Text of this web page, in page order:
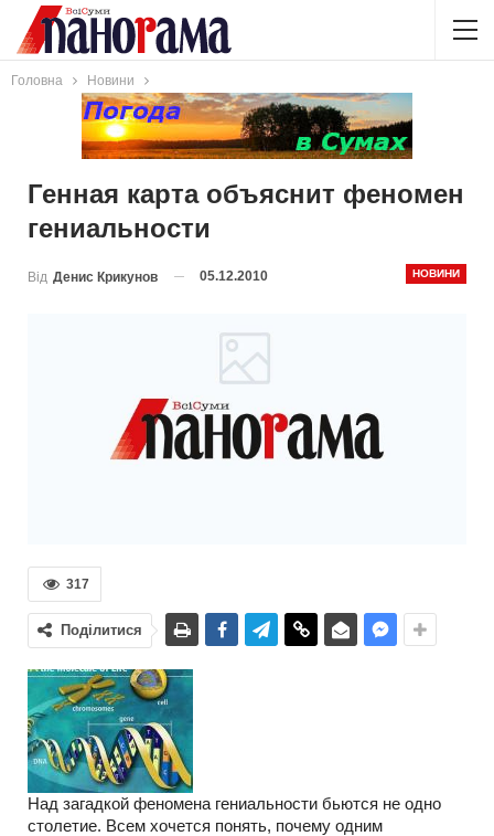
Головна Новини
Генная карта объяснит феномен
гениальности
НОВИНИ
Від Денис Крикунов 05.12.2010
317
Поділитися
Над загадкой феномена гениальности бьются не одно
столетие. Всем хочется понять, почему одним